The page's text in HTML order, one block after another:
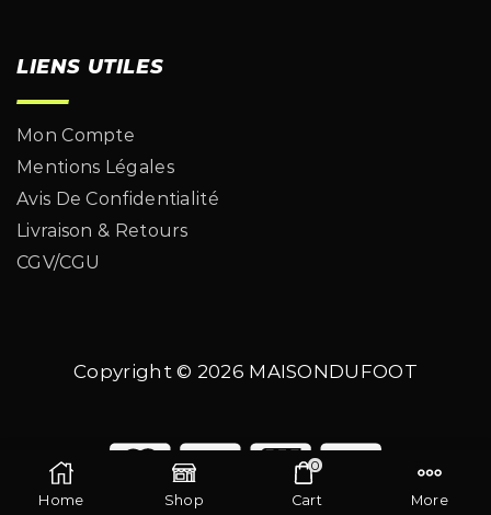
LIENS UTILES
Mon Compte
Mentions Légales
Avis De Confidentialité
Livraison & Retours
CGV/CGU
Copyright © 2026 MAISONDUFOOT
Home Shop
0
Cart More